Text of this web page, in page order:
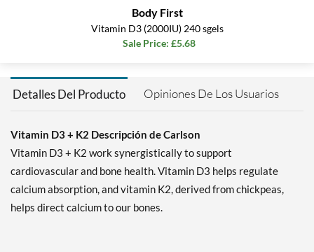
Body First
Vitamin D3 (2000IU) 240 sgels
Sale Price: £5.68
Detalles Del Producto Opiniones De Los Usuarios
Vitamin D3 + K2 Descripción de Carlson
Vitamin D3 + K2 work synergistically to support
cardiovascular and bone health. Vitamin D3 helps regulate
calcium absorption, and vitamin K2, derived from chickpeas,
helps direct calcium to our bones.